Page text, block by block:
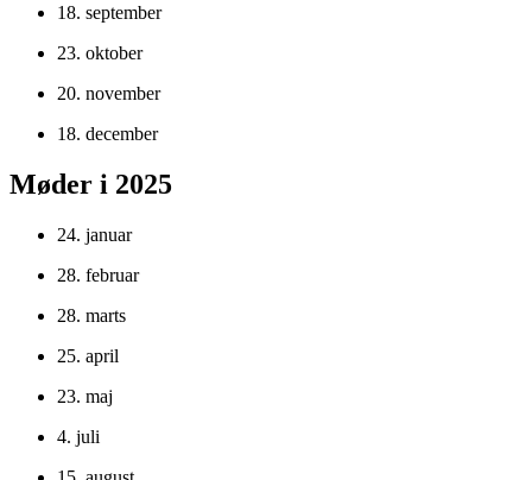
18. september
23. oktober
20. november
18. december
Møder i 2025
24. januar
28. februar
28. marts
25. april
23. maj
4. juli